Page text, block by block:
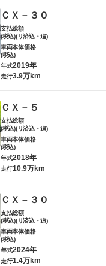
ＣＸ－３０
支払総額
(税込)(リ済込・追)
車両本体価格
(税込)
年式2019年
走行3.9万km
ＣＸ－５
支払総額
(税込)(リ済込・追)
車両本体価格
(税込)
年式2018年
走行10.9万km
ＣＸ－３０
支払総額
(税込)(リ済込・追)
車両本体価格
(税込)
年式2024年
走行1.4万km